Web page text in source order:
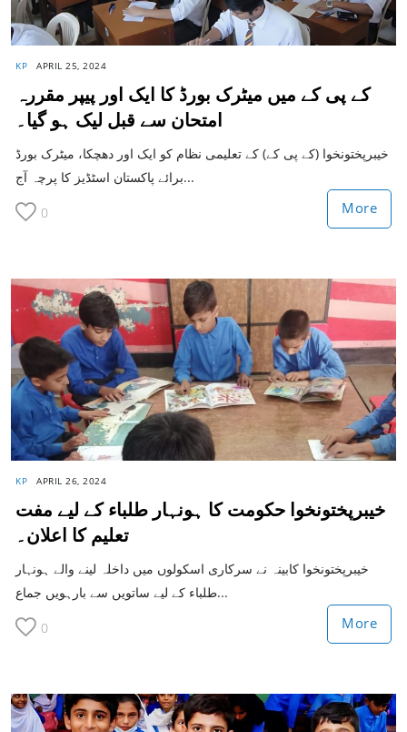
KP APRIL 25, 2024
کے پی کے میں میٹرک بورڈ کا ایک اور پیپر مقررہ
امتحان سے قبل لیک ہو گیا۔
خیبرپختونخوا (کے پی کے) کے تعلیمی نظام کو ایک اور دھچکا، میٹرک بورڈ
برائے پاکستان اسٹڈیز کا پرچہ آج...
0 More
KP APRIL 26, 2024
خیبرپختونخوا حکومت کا ہونہار طلباء کے لیے مفت
تعلیم کا اعلان۔
خیبرپختونخوا کابینہ نے سرکاری اسکولوں میں داخلہ لینے والے ہونہار
طلباء کے لیے ساتویں سے بارہویں جماع...
0 More